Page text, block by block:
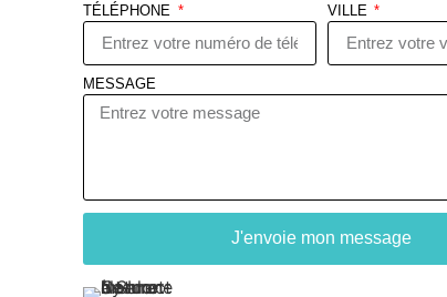
TÉLÉPHONE VILLE
MESSAGE
J'envoie mon message